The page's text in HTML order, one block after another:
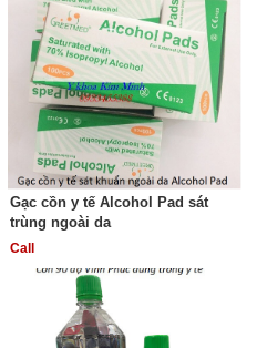
Gạc cồn y tế Alcohol Pad sát
trùng ngoài da
Call